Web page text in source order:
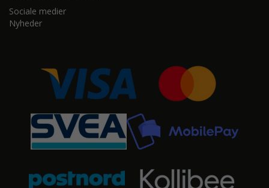
Sociale medier
Nyheder